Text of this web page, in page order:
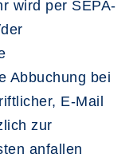
wird per SEPA-
Abbuchung bei
E-Mail
zur
anfallen